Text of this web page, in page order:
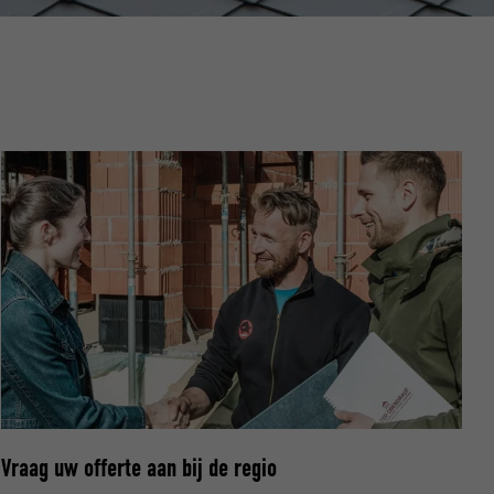
Vraag uw offerte aan bij de regio
gegevens
op.
ons"-